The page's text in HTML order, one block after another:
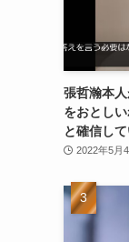
張哲瀚本
をおとし
と確信して
2022年5月